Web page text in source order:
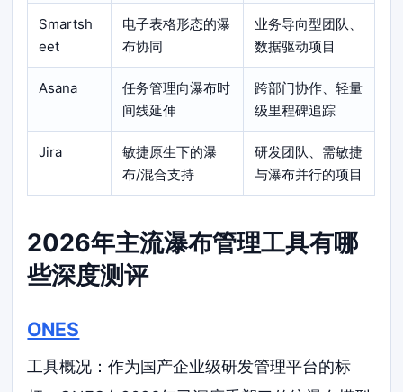
Smartsh
eet
电子表格形态的瀑
布协同
业务导向型团队、
数据驱动项目
Asana
任务管理向瀑布时
间线延伸
跨部门协作、轻量
级里程碑追踪
Jira
敏捷原生下的瀑
布/混合支持
研发团队、需敏捷
与瀑布并行的项目
2026年主流瀑布管理工具有哪
些深度测评
ONES
工具概况：作为国产企业级研发管理平台的标